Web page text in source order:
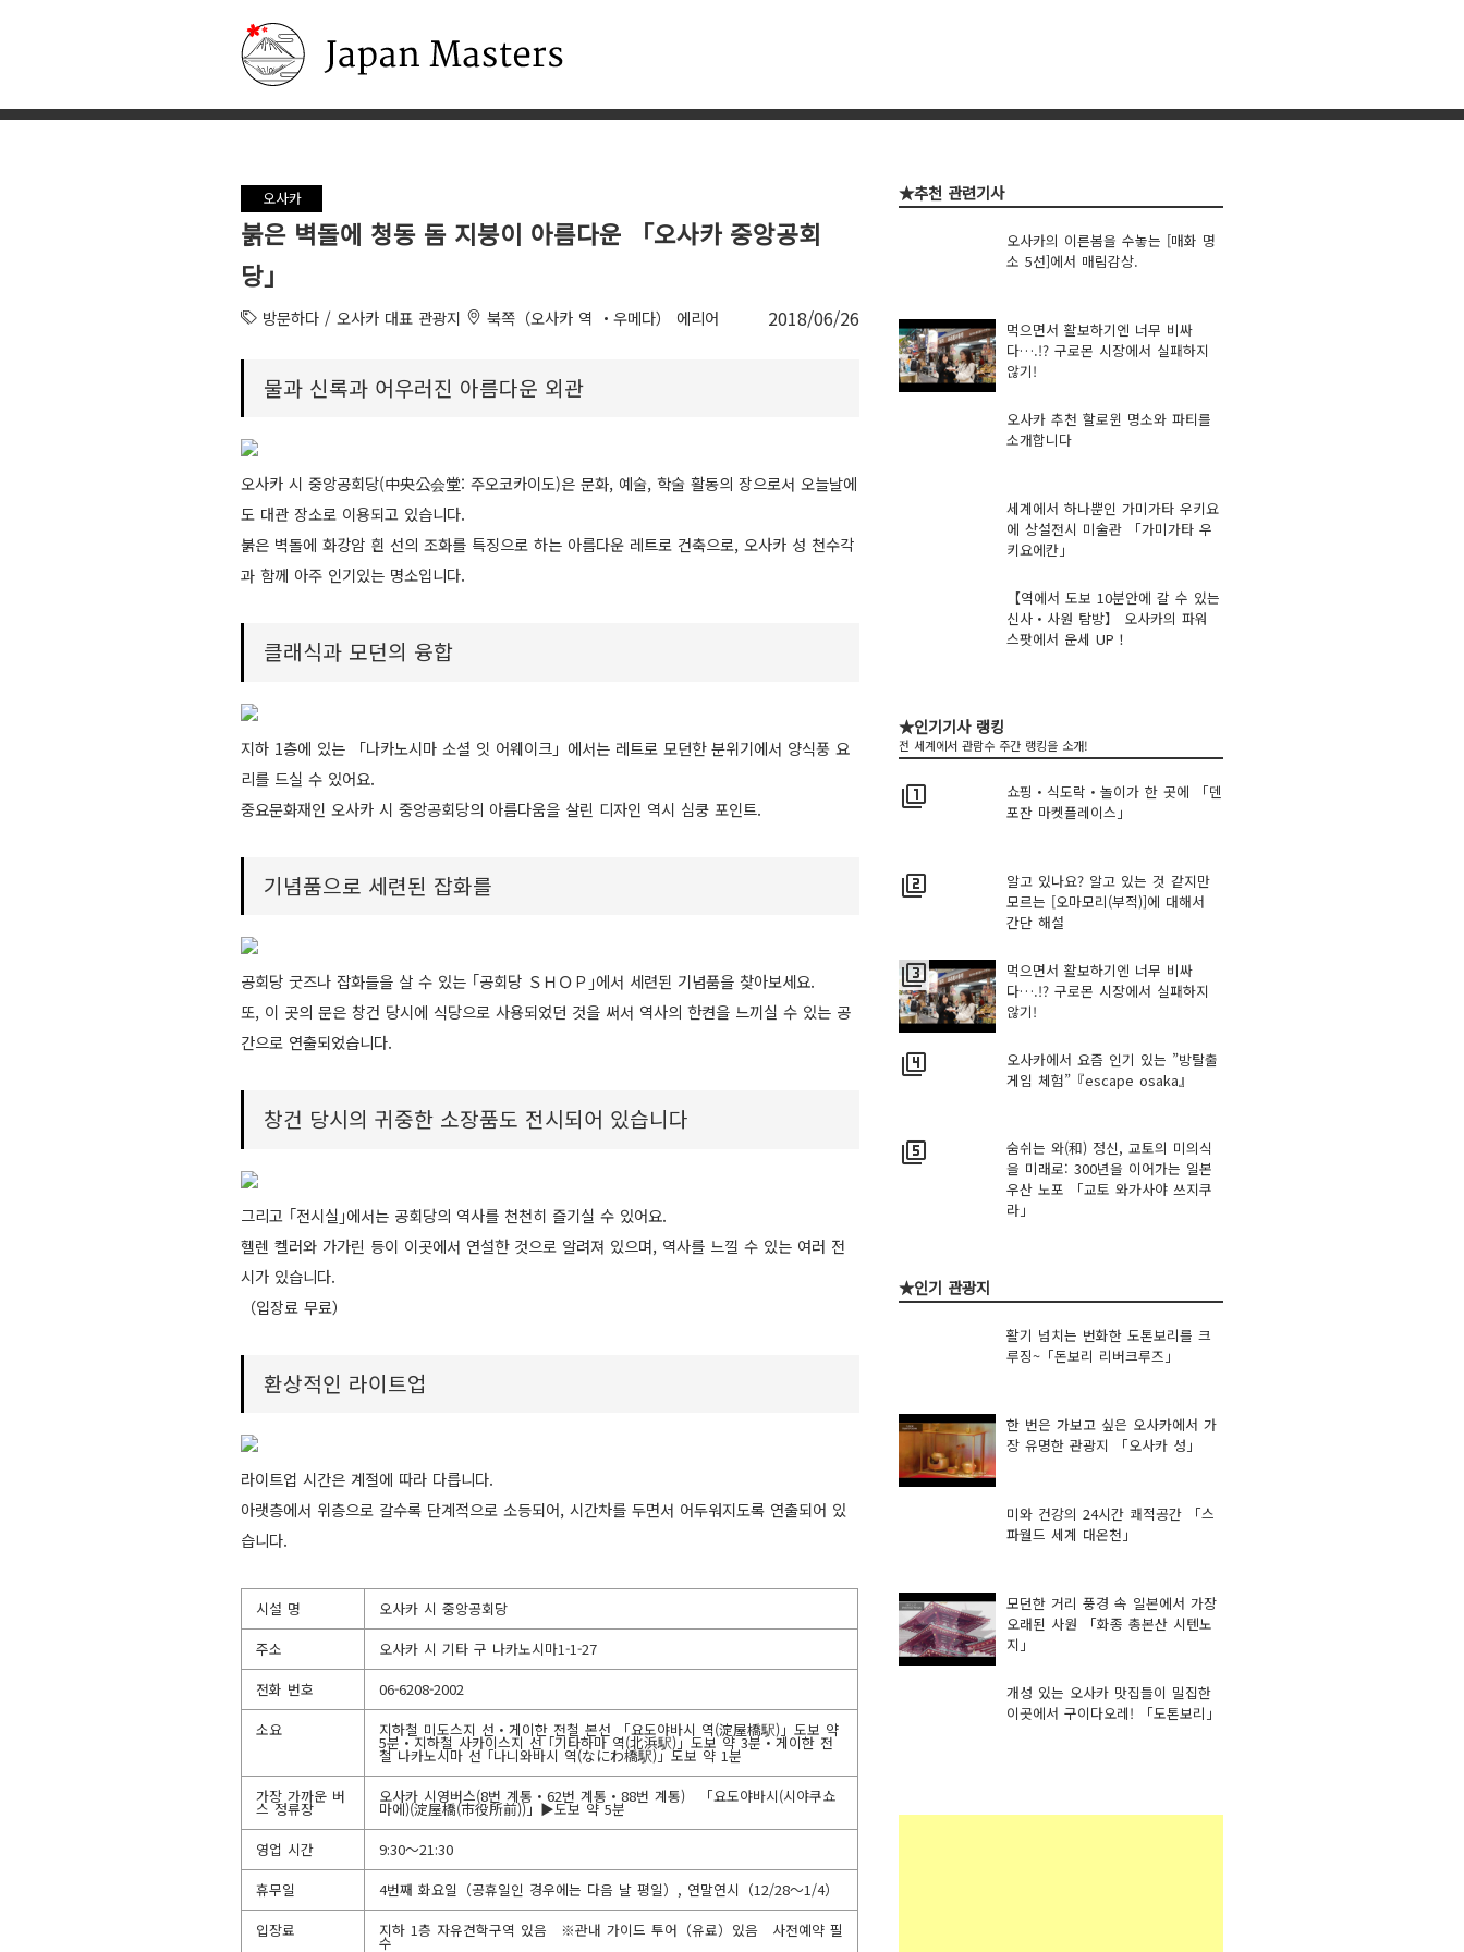
오사카
붉은 벽돌에 청동 돔 지붕이 아름다운 「오사카 중앙공회
당」
방문하다 / 오사카 대표 관광지 북쪽（오사카 역 ・우메다） 에리어 2018/06/26
물과 신록과 어우러진 아름다운 외관
오사카 시 중앙공회당(中央公会堂: 주오코카이도)은 문화, 예술, 학술 활동의 장으로서 오늘날에
도 대관 장소로 이용되고 있습니다.
붉은 벽돌에 화강암 흰 선의 조화를 특징으로 하는 아름다운 레트로 건축으로, 오사카 성 천수각
과 함께 아주 인기있는 명소입니다.
클래식과 모던의 융합
지하 1층에 있는 「나카노시마 소셜 잇 어웨이크」에서는 레트로 모던한 분위기에서 양식풍 요
리를 드실 수 있어요.
중요문화재인 오사카 시 중앙공회당의 아름다움을 살린 디자인 역시 심쿵 포인트.
기념품으로 세련된 잡화를
공회당 굿즈나 잡화들을 살 수 있는 ｢공회당 ＳＨＯＰ｣에서 세련된 기념품을 찾아보세요.
또, 이 곳의 문은 창건 당시에 식당으로 사용되었던 것을 써서 역사의 한켠을 느끼실 수 있는 공
간으로 연출되었습니다.
창건 당시의 귀중한 소장품도 전시되어 있습니다
그리고 ｢전시실｣에서는 공회당의 역사를 천천히 즐기실 수 있어요.
헬렌 켈러와 가가린 등이 이곳에서 연설한 것으로 알려져 있으며, 역사를 느낄 수 있는 여러 전
시가 있습니다.
（입장료 무료）
환상적인 라이트업
라이트업 시간은 계절에 따라 다릅니다.
아랫층에서 위층으로 갈수록 단계적으로 소등되어, 시간차를 두면서 어두워지도록 연출되어 있
습니다.
시설 명
오사카 시 중앙공회당
주소
오사카 시 기타 구 나카노시마1-1-27
전화 번호
06-6208-2002
소요
지하철 미도스지 선・게이한 전철 본선 「요도야바시 역(淀屋橋駅)」도보 약
5분・지하철 사카이스지 선 ｢기타하마 역(北浜駅)」도보 약 3분・게이한 전
철 나카노시마 선 ｢나니와바시 역(なにわ橋駅)」도보 약 1분
가장 가까운 버
스 정류장
오사카 시영버스(8번 계통・62번 계통・88번 계통) 「요도야바시(시야쿠쇼
마에)(淀屋橋(市役所前))」▶도보 약 5분
영업 시간
9:30～21:30
휴무일
4번째 화요일（공휴일인 경우에는 다음 날 평일）, 연말연시（12/28～1/4）
입장료
지하 1층 자유견학구역 있음 ※관내 가이드 투어（유료）있음 사전예약 필
수
★추천 관련기사
오사카의 이른봄을 수놓는 [매화 명
소 5선]에서 매림감상.
먹으면서 활보하기엔 너무 비싸
다….!? 구로몬 시장에서 실패하지
않기!
오사카 추천 할로윈 명소와 파티를
소개합니다
세계에서 하나뿐인 가미가타 우키요
에 상설전시 미술관 「가미가타 우
키요에칸」
【역에서 도보 10분안에 갈 수 있는
신사・사원 탐방】 오사카의 파워
스팟에서 운세 UP！
★인기기사 랭킹
전 세계에서 관람수 주간 랭킹을 소개!
filter_1
쇼핑・식도락・놀이가 한 곳에 「덴
포잔 마켓플레이스」
filter_2
알고 있나요? 알고 있는 것 같지만
모르는 [오마모리(부적)]에 대해서
간단 해설
filter_3
먹으면서 활보하기엔 너무 비싸
다….!? 구로몬 시장에서 실패하지
않기!
filter_4
오사카에서 요즘 인기 있는 ”방탈출
게임 체험”『escape osaka』
filter_5
숨쉬는 와(和) 정신, 교토의 미의식
을 미래로: 300년을 이어가는 일본
우산 노포 「교토 와가사야 쓰지쿠
라」
★인기 관광지
활기 넘치는 번화한 도톤보리를 크
루징~「돈보리 리버크루즈」
한 번은 가보고 싶은 오사카에서 가
장 유명한 관광지 「오사카 성」
미와 건강의 24시간 쾌적공간 「스
파월드 세계 대온천」
모던한 거리 풍경 속 일본에서 가장
오래된 사원 「화종 총본산 시텐노
지」
개성 있는 오사카 맛집들이 밀집한
이곳에서 구이다오레! 「도톤보리」